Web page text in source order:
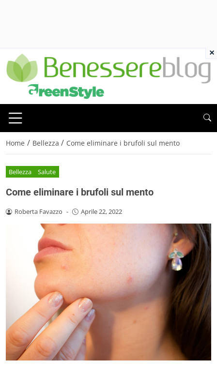
Home / Bellezza / Come eliminare i brufoli sul mento
Bellezza Salute
Come eliminare i brufoli sul mento
Roberta Favazzo - Aprile 22, 2022
×